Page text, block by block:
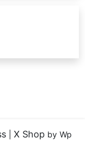
X Shop by Wp